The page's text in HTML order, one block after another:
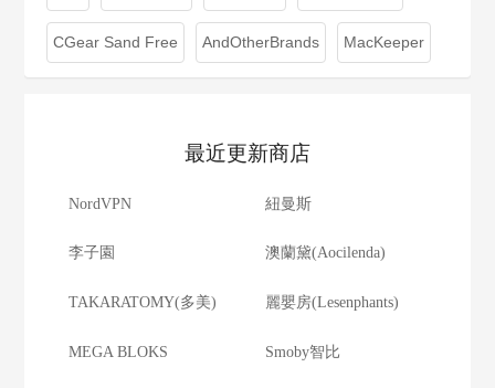
CGear Sand Free AndOtherBrands MacKeeper
最近更新商店
NordVPN 紐曼斯
李子園 澳蘭黛(Aocilenda)
TAKARATOMY(多美) 麗嬰房(Lesenphants)
MEGA BLOKS Smoby智比